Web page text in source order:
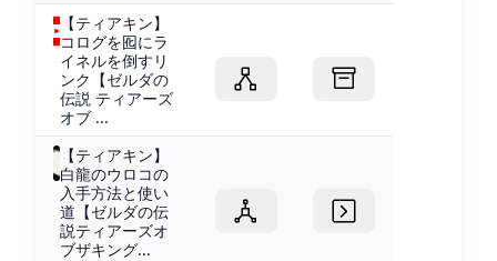
【ティアキン】
コログを囮にラ
イネルを倒すリ
ンク【ゼルダの
伝説 ティアーズ
オブ ...
【ティアキン】
白龍のウロコの
入手方法と使い
道【ゼルダの伝
説ティアーズオ
ブザキング...